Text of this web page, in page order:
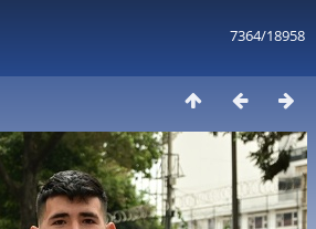
7364/18958